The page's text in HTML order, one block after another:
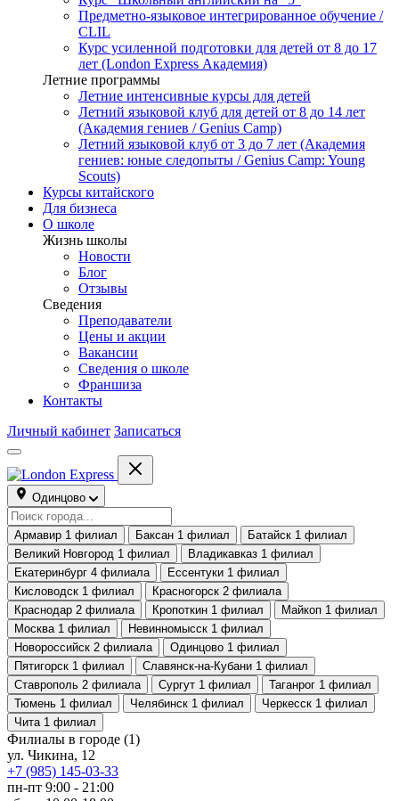
Предметно-языковое интегрированное обучение /
CLIL
Курс усиленной подготовки для детей от 8 до 17
лет (London Express Академия)
Летние программы
Летние интенсивные курсы для детей
Летний языковой клуб для детей от 8 до 14 лет
(Академия гениев / Genius Camp)
Летний языковой клуб от 3 до 7 лет (Академия
гениев: юные следопыты / Genius Camp: Young
Scouts)
Курсы китайского
Для бизнеса
О школе
Жизнь школы
Новости
Блог
Отзывы
Сведения
Преподаватели
Цены и акции
Вакансии
Сведения о школе
Франшиза
Контакты
Личный кабинет Записаться
Одинцово
Армавир 1 филиал Баксан 1 филиал Батайск 1 филиал
Великий Новгород 1 филиал Владикавказ 1 филиал
Екатеринбург 4 филиала Ессентуки 1 филиал
Кисловодск 1 филиал Красногорск 2 филиала
Краснодар 2 филиала Кропоткин 1 филиал Майкоп 1 филиал
Москва 1 филиал Невинномысск 1 филиал
Новороссийск 2 филиала Одинцово 1 филиал
Пятигорск 1 филиал Славянск-на-Кубани 1 филиал
Ставрополь 2 филиала Сургут 1 филиал Таганрог 1 филиал
Тюмень 1 филиал Челябинск 1 филиал Черкесск 1 филиал
Чита 1 филиал
Филиалы в городе (1)
ул. Чикина, 12
+7 (985) 145-03-33
пн-пт 9:00 - 21:00